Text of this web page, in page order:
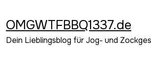
springen
OMGWTFBBQ1337.de
Dein Lieblingsblog für Jog- und